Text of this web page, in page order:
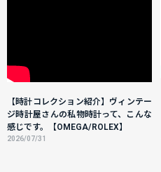
【時計コレクション紹介】ヴィンテー
ジ時計屋さんの私物時計って、こんな
感じです。【OMEGA/ROLEX】
2026/07/31